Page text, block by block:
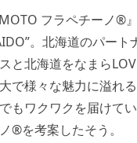
フラペチーノ®
。北海道のパー
と北海道をなまら
で様々な魅力に溢れる
もワクワクを届けて
®を考案したそう。